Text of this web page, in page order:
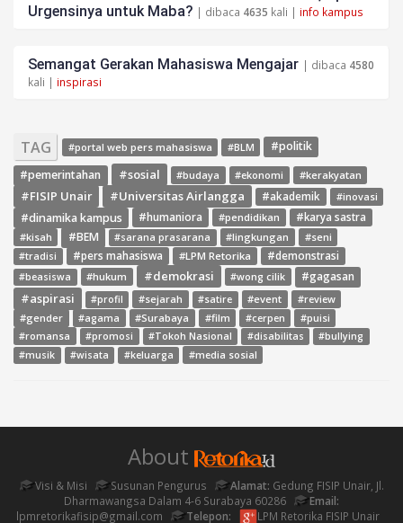
Urgensinya untuk Maba? | dibaca 4635 kali | info kampus
Semangat Gerakan Mahasiswa Mengajar | dibaca 4580
kali | inspirasi
TAG #portal web pers mahasiswa #BLM
#politik
#pemerintahan
#sosial #budaya #ekonomi #kerakyatan
#FISIP Unair #Universitas Airlangga #akademik #inovasi
#dinamika kampus #humaniora #pendidikan
#karya sastra
#kisah
#BEM #sarana prasarana #lingkungan #seni
#tradisi #pers mahasiswa #LPM Retorika #demonstrasi
#beasiswa #hukum #demokrasi #wong cilik #gagasan
#aspirasi #profil #sejarah #satire #event
#review
#gender
#agama #Surabaya #film #cerpen
#puisi
#romansa
#promosi #Tokoh Nasional #disabilitas
#bullying
#musik
#wisata #keluarga #media sosial
About
Visi & Misi Susunan Pengurus Alamat: Gedung FISIP Unair, Jl.
Dharmawangsa Dalam 4-6 Surabaya 60286
Email:
lpmretorikafisip@gmail.com
Telepon: LPM Retorika FISIP Unair